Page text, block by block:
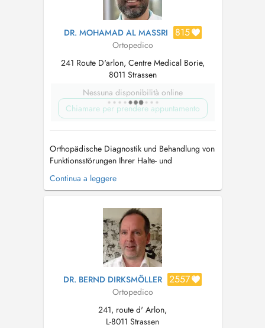
DR. MOHAMAD AL MASSRI 815
Ortopedico
241 Route D'arlon, Centre Medical Borie,
8011 Strassen
Nessuna disponibilità online
Chiamare per prendere appuntamento
Orthopädische Diagnostik und Behandlung von
Funktionsstörungen Ihrer Halte- und
Bewegungsorgane. Schwerpunkt Wirbelsäule
Diagnostik, Beratung und Behandlung
Wirbelsäulenabschnitte. Die Praxis befindet
sich in Strassen, im medizinischen Zentrum
Borie-241. hinter dem Pa...
Continua a leggere
DR. BERND DIRKSMÖLLER 2557
Ortopedico
241, route d' Arlon,
L-8011 Strassen